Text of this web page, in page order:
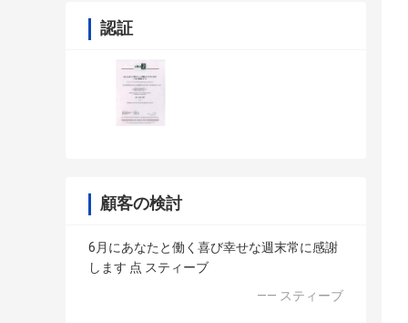
認証
顧客の検討
6月にあなたと働く喜び幸せな週末常に感謝
します 点 スティーブ
—— スティーブ